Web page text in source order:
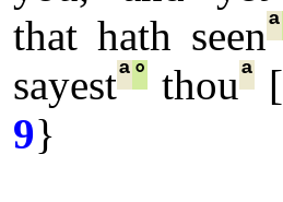
that hath seenª
sayestª° thouª[
9}